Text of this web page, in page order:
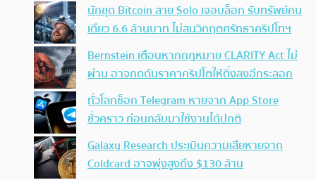
นักขุด Bitcoin สาย Solo เจอบล็อก รับทรัพย์คน
เดียว 6.6 ล้านบาท ไม่สนวิกฤตศรัทธาคริปโทฯ
Bernstein เตือนหากกฎหมาย CLARITY Act ไม่
ผ่าน อาจกดดันราคาคริปโตให้ดิ่งลงอีกระลอก
ทั่วโลกช็อก Telegram หายจาก App Store
ชั่วคราว ก่อนกลับมาใช้งานได้ปกติ
Galaxy Research ประเมินความเสียหายจาก
Coldcard อาจพุ่งสูงถึง $130 ล้าน